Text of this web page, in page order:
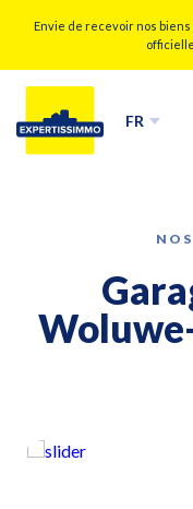
Envie de recevoir nos
FR